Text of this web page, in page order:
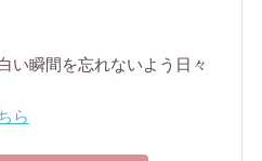
い瞬間を忘れないよう日々
ら